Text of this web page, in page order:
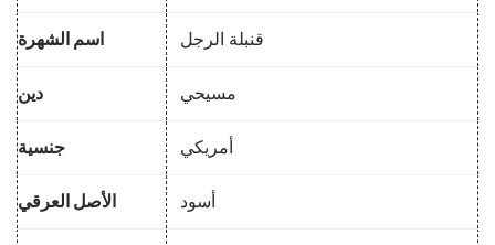
اسم الشهرة قنبلة الرجل
دين مسيحي
جنسية أمريكي
الأصل العرقي أسود